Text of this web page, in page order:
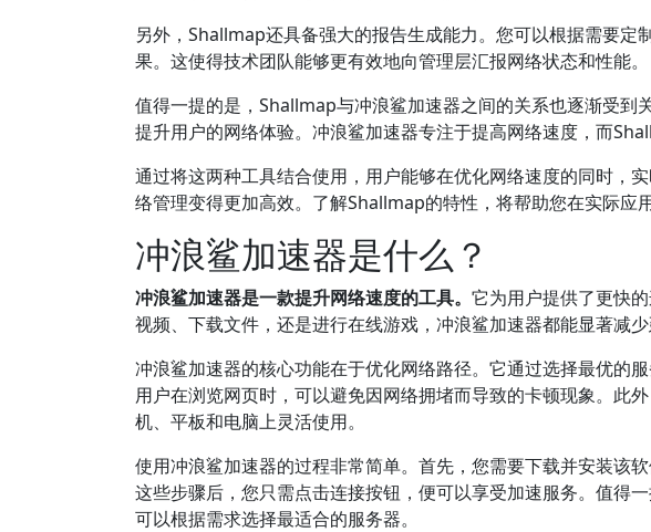
另外，Shallmap还具备强大的报告生成能力。您可以根据需要定
果。这使得技术团队能够更有效地向管理层汇报网络状态和性能。
值得一提的是，Shallmap与冲浪鲨加速器之间的关系也逐渐受到
提升用户的网络体验。冲浪鲨加速器专注于提高网络速度，而
通过将这两种工具结合使用，用户能够在优化网络速度的同时，
络管理变得更加高效。了解Shallmap的特性，将帮助您在实际应
冲浪鲨加速器是什么？
冲浪鲨加速器是一款提升网络速度的工具。 它为用户提供了更快
视频、下载文件，还是进行在线游戏，冲浪鲨加速器都能显著减少
冲浪鲨加速器的核心功能在于优化网络路径。它通过选择最优的
用户在浏览网页时，可以避免因网络拥堵而导致的卡顿现象。此
机、平板和电脑上灵活使用。
使用冲浪鲨加速器的过程非常简单。首先，您需要下载并安装该
这些步骤后，您只需点击连接按钮，便可以享受加速服务。值得
可以根据需求选择最适合的服务器。